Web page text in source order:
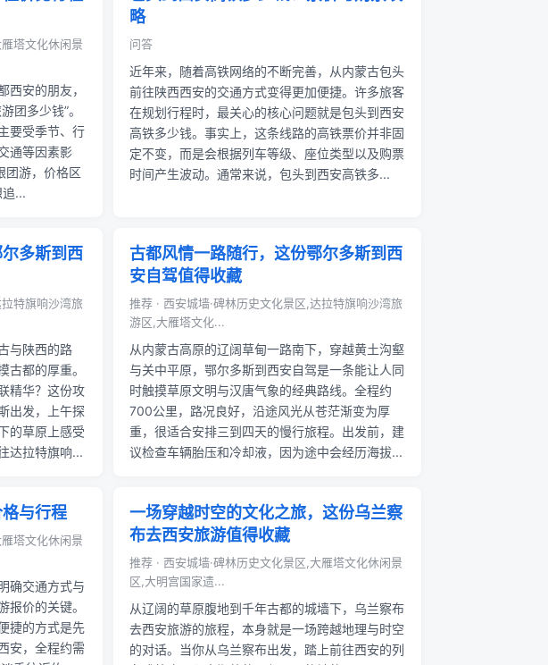
塔文化休闲景
西安的朋友，
团多少钱”。
要受季节、行
通等因素影
团游，价格区
...
略
问答
近年来，随着高铁网络的不断完善，从内蒙古包头
前往陕西西安的交通方式变得更加便捷。许多旅客
在规划行程时，最关心的核心问题就是包头到西安
高铁多少钱。事实上，这条线路的高铁票价并非固
定不变，而是会根据列车等级、座位类型以及购票
时间产生波动。通常来说，包头到西安高铁多...
多斯到西
特旗响沙湾旅
与陕西的路
古都的厚重。
精华？这份攻
出发，上午探
的草原上感受
达拉特旗响...
古都风情一路随行，这份鄂尔多斯到西
安自驾值得收藏
推荐 · 西安城墙·碑林历史文化景区,达拉特旗响沙湾旅
游区,大雁塔文化...
从内蒙古高原的辽阔草甸一路南下，穿越黄土沟壑
与关中平原，鄂尔多斯到西安自驾是一条能让人同
时触摸草原文明与汉唐气象的经典路线。全程约
700公里，路况良好，沿途风光从苍茫渐变为厚
重，很适合安排三到四天的慢行旅程。出发前，建
议检查车辆胎压和冷却液，因为途中会经历海拔...
与行程
塔文化休闲景
确交通方式与
报价的关键。
捷的方式是先
安，全程约需
一场穿越时空的文化之旅，这份乌兰察
布去西安旅游值得收藏
推荐 · 西安城墙·碑林历史文化景区,大雁塔文化休闲景
区,大明宫国家遗...
从辽阔的草原腹地到千年古都的城墙下，乌兰察布
去西安旅游的旅程，本身就是一场跨越地理与时空
的对话。当你从乌兰察布出发，踏上前往西安的列